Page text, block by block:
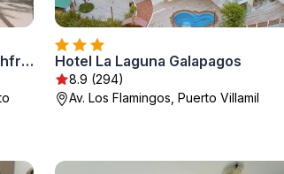
Hotel Albemarle Galapagos Beachfront Hotel La Laguna Galapagos
8.9 (294)
Av. Los Flamingos, Puerto Villamil